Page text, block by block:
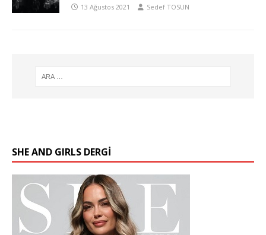
13 Ağustos 2021 Sedef TOSUN
SHE AND GIRLS DERGİ